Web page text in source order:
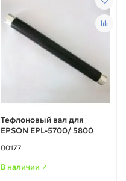
Тефлоновый вал для
EPSON EPL-5700/ 5800
00177
В наличии ✓